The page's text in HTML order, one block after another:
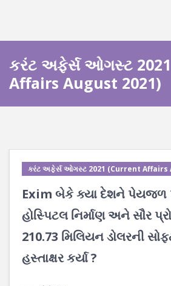
કરંટ અફેર્સ ઓગસ્ટ
Affairs August 2021)
કરંટ અફેર્સ ઓગસ્ટ 2021 (Current Affairs
Exim બેકે ક્યા દેશને પેયજળ
હોસ્પિટલ નિર્માણ અને સૌર
210.73 મિલિયન ડોલરની
હસ્તાક્ષર કર્યા ?